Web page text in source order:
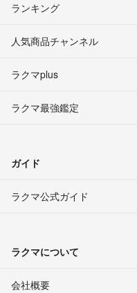
ランキング
人気商品チャンネル
ラクマplus
ラクマ最強鑑定
ガイド
ラクマ公式ガイド
ラクマについて
会社概要